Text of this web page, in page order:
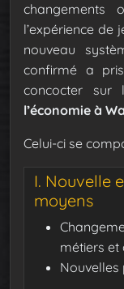
changements
l’expérience de
nouveau
confirmé a
concocter sur
l’économie à
Celui-ci se
I. Nouvelle
moyens​​
métiers
Nouvelles